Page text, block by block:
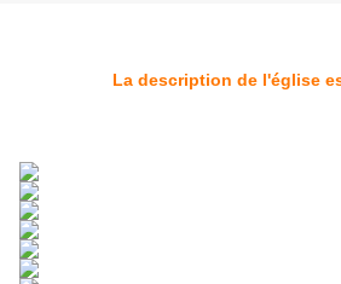
La description de l'église